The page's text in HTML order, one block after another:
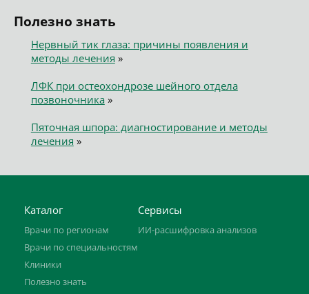
Полезно знать
Нервный тик глаза: причины появления и
методы лечения »
ЛФК при остеохондрозе шейного отдела
позвоночника»
Пяточная шпора: диагностирование и методы
лечения »
Каталог
Врачи по регионам
Врачи по специальностям
Клиники
Полезно знать
Сервисы
ИИ-расшифровка анализов